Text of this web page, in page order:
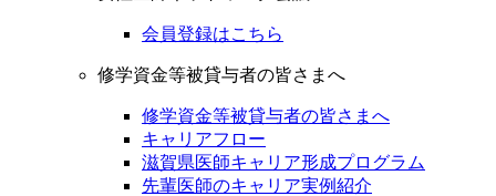
会員登録はこちら
修学資金等被貸与者の皆さまへ
修学資金等被貸与者の皆さまへ
キャリアフロー
滋賀県医師キャリア形成プログラム
先輩医師のキャリア実例紹介